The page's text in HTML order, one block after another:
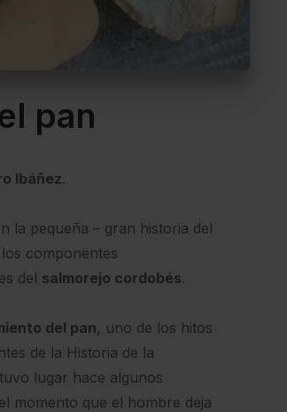
pan
Ibáñez.
la pequeña – gran historia del
componentes
del salmorejo cordobés.
del pan, uno de los hitos
de la Historia de la
lugar hace algunos
momento que el hombre deja